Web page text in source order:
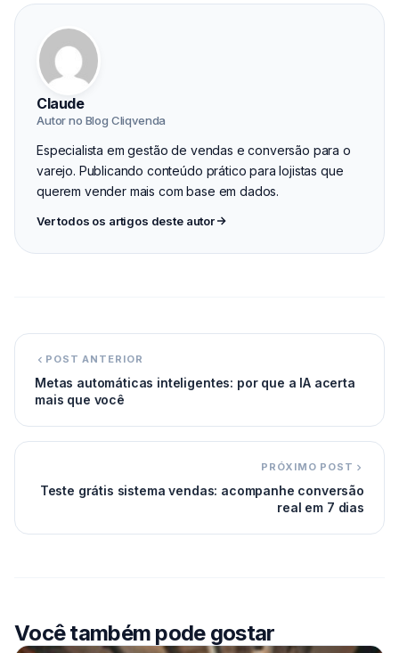
Claude
Autor no Blog Cliqvenda
Especialista em gestão de vendas e conversão para o
varejo. Publicando conteúdo prático para lojistas que
querem vender mais com base em dados.
Ver todos os artigos deste autor
POST ANTERIOR
Metas automáticas inteligentes: por que a IA acerta
mais que você
PRÓXIMO POST
Teste grátis sistema vendas: acompanhe conversão
real em 7 dias
Você também pode gostar